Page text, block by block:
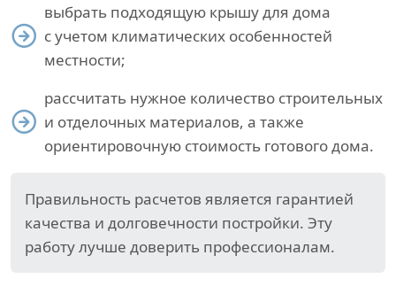
выбрать подходящую крышу для дома
с учетом климатических особенностей
местности;
рассчитать нужное количество строительных
и отделочных материалов, а также
ориентировочную стоимость готового дома.
Правильность расчетов является гарантией
качества и долговечности постройки. Эту
работу лучше доверить профессионалам.